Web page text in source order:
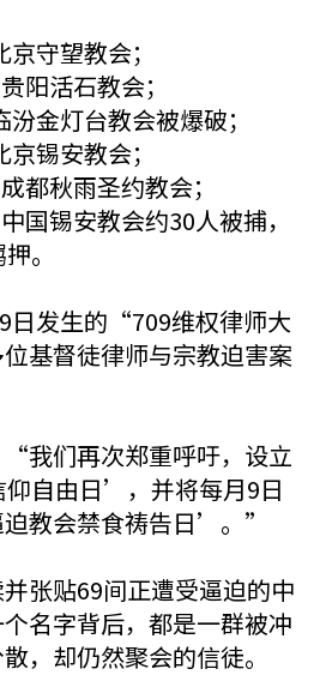
守望教会；
阳活石教会；
金灯台教会被爆破；
锡安教会；
都秋雨圣约教会；
国锡安教会约30人被捕，
。
日发生的“709维权律师大
基督徒律师与宗教迫害案
我们再次郑重呼吁，设立
自由日’，并将每月9日
教会禁食祷告日’。”
张贴69间正遭受逼迫的中
名字背后，都是一群被冲
，却仍然聚会的信徒。